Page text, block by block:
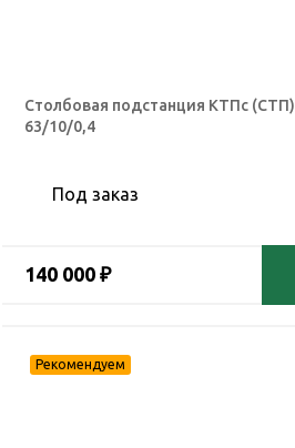
Столбовая подстанция КТПс (СТП)
63/10/0,4
Под заказ
140 000 ₽